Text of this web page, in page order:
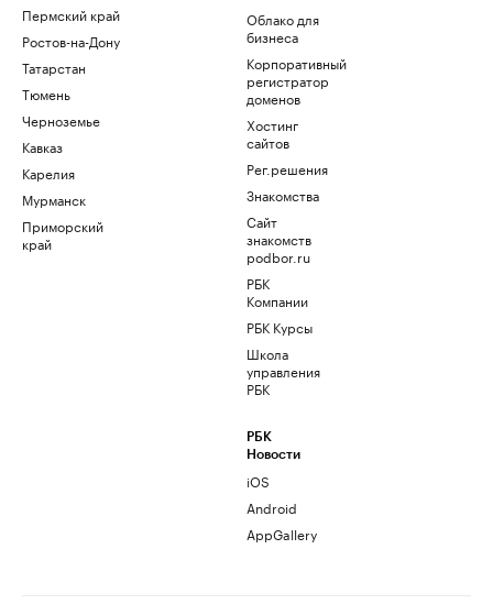
Пермский край
Ростов-на-Дону
Татарстан
Тюмень
Черноземье
Кавказ
Карелия
Мурманск
Приморский
край
Облако для
бизнеса
Корпоративный
регистратор
доменов
Хостинг
сайтов
Рег.решения
Знакомства
Сайт
знакомств
podbor.ru
РБК
Компании
РБК Курсы
Школа
управления
РБК
РБК
Новости
iOS
Android
AppGallery